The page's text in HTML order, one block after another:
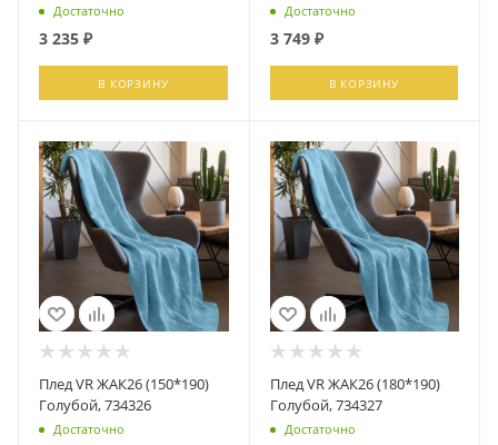
Достаточно
3 235 ₽
В КОРЗИНУ
Достаточно
3 749₽
В КОРЗИНУ
Плед VR ЖАК26 (150*190)
Голубой, 734326
Достаточно
Плед VR ЖАК26 (180*190)
Голубой, 734327
Достаточно